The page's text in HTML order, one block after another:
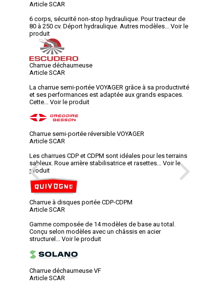
Article SCAR
6 corps, sécurité non-stop hydraulique. Pour tracteur de
80 à 250 cv. Déport hydraulique. Autres modèles...
Voir le
produit
Charrue déchaumeuse
Article SCAR
La charrue semi-portée VOYAGER grâce à sa productivité
et ses performances est adaptée aux grands espaces.
Cette...
Voir le produit
Charrue semi-portée réversible VOYAGER
Article SCAR
Les charrues CDP et CDPM sont idéales pour les terrains
sableux. Roue arrière stabilisatrice et rasettes...
Voir le
produit
Charrue à disques portée CDP-CDPM
Article SCAR
Gamme composée de 14 modèles de base au total.
Conçu selon modèles avec un châssis en acier
structurel...
Voir le produit
Charrue déchaumeuse VF
Article SCAR